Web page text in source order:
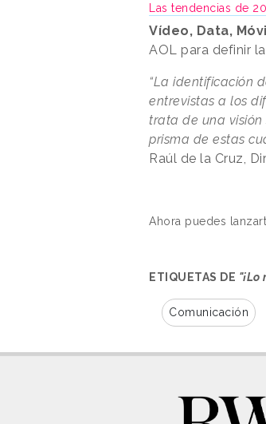
Las tendencias de
Vídeo, Data,
AOL para definir
“La identificación
entrevistas a los
trata de una
prisma de estas
Raúl de la Cruz,
Ahora puedes
ETIQUETAS DE
Comunicación